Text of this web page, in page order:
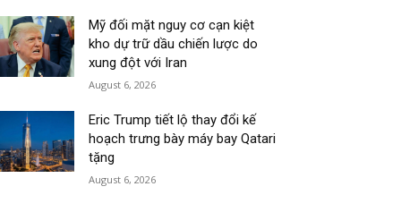
Mỹ đối mặt nguy cơ cạn kiệt
kho dự trữ dầu chiến lược do
xung đột với Iran
August 6, 2026
Eric Trump tiết lộ thay đổi kế
hoạch trưng bày máy bay Qatari
tặng
August 6, 2026